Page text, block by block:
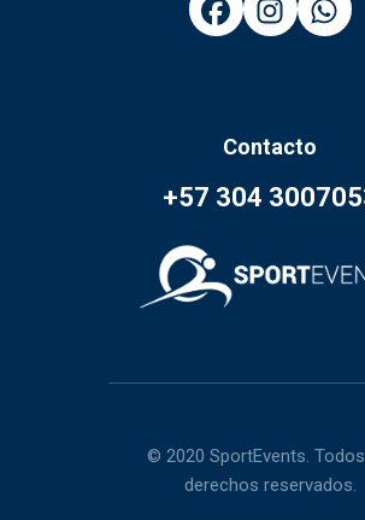
Contacto
+57 304
© 2020 SportEvents.
derechos reservados.